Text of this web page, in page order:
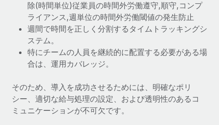
法人設立
法令順守した法人をスピーディに設立
移住・転勤
従業員の異動をスムーズに
従業員の福利厚生を簡単に管理
契約社員管理
税務
ブログを読む
ブログ
Remoteの製品アップデート：GustoとXeroの統合お
よびContractor Management Plus（契約社員管理
除(時間単位)従業員の時間外労働遵守,順守,コンプ
ライアンス,週単位の時間外労働閾値の発生防止
週間で時間を正しく分割するタイムトラッキングシ
ステム。
特にチームの人員を継続的に配置する必要がある場
合は、運用カバレッジ。
そのため、導入を成功させるためには、明確なポリ
シー、適切な給与処理の設定、および透明性のあるコ
ミュニケーションが不可欠です。